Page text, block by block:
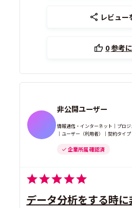
レビュー
0参考
非公開ユーザー
情報通信・インターネット｜プロ
｜ユーザー（利用者）｜契約タイ
企業所属 確認済
データ分析をする時